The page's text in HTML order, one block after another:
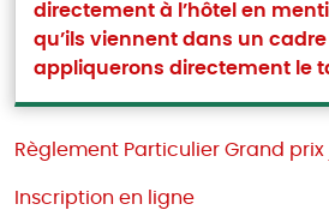
directement à l’hôtel en
qu’ils viennent dans un
appliquerons directement le
Règlement Particulier Grand prix
Inscription en ligne